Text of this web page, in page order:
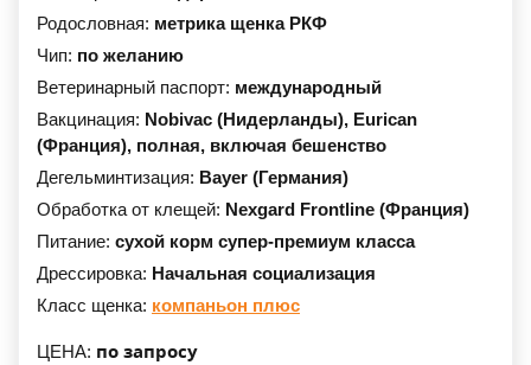
Родословная: метрика щенка РКФ
Чип: по желанию
Ветеринарный паспорт: международный
Вакцинация: Nobivac (Нидерланды), Eurican
(Франция), полная, включая бешенство
Дегельминтизация: Bayer (Германия)
Обработка от клещей: Nexgard Frontline (Франция)
Питание: сухой корм супер-премиум класса
Дрессировка: Начальная социализация
Класс щенка: компаньон плюс
ЦЕНА: по запросу